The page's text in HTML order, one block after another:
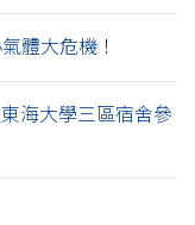
體大危機！
海大學三區宿舍參